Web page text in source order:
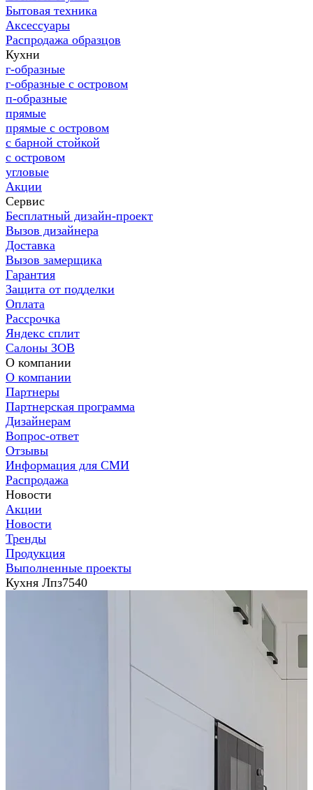
Бытовая техника
Аксессуары
Распродажа образцов
Кухни
г-образные
г-образные с островом
п-образные
прямые
прямые с островом
с барной стойкой
с островом
угловые
Акции
Сервис
Бесплатный дизайн-проект
Вызов дизайнера
Доставка
Вызов замерщика
Гарантия
Защита от подделки
Оплата
Рассрочка
Яндекс сплит
Салоны ЗОВ
О компании
О компании
Партнеры
Партнерская программа
Дизайнерам
Вопрос-ответ
Отзывы
Информация для СМИ
Распродажа
Новости
Акции
Новости
Тренды
Продукция
Выполненные проекты
Кухня Лпз7540